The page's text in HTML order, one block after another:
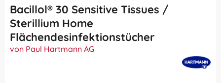
Bacillol® 30 Sensitive Tissues /
Sterillium Home
Flächendesinfektionstücher
von Paul Hartmann AG